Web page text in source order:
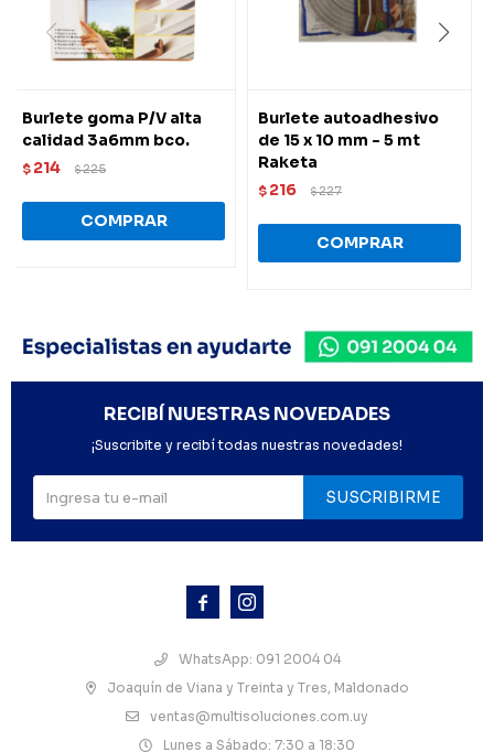
Burlete goma P/V alta
calidad 3a6mm bco.
$ 214 $225
Burlete autoadhesivo
de 15 x 10 mm - 5 mt
Raketa
$ 216 $227
 
WhatsApp: 091 2004 04
Joaquín de Viana y Treinta y Tres, Maldonado
ventas@multisoluciones.com.uy
Lunes a Sábado: 7:30 a 18:30
RECIBÍ NUESTRAS NOVEDADES
¡Suscribite y recibí todas nuestras novedades!
SUSCRIBIRME